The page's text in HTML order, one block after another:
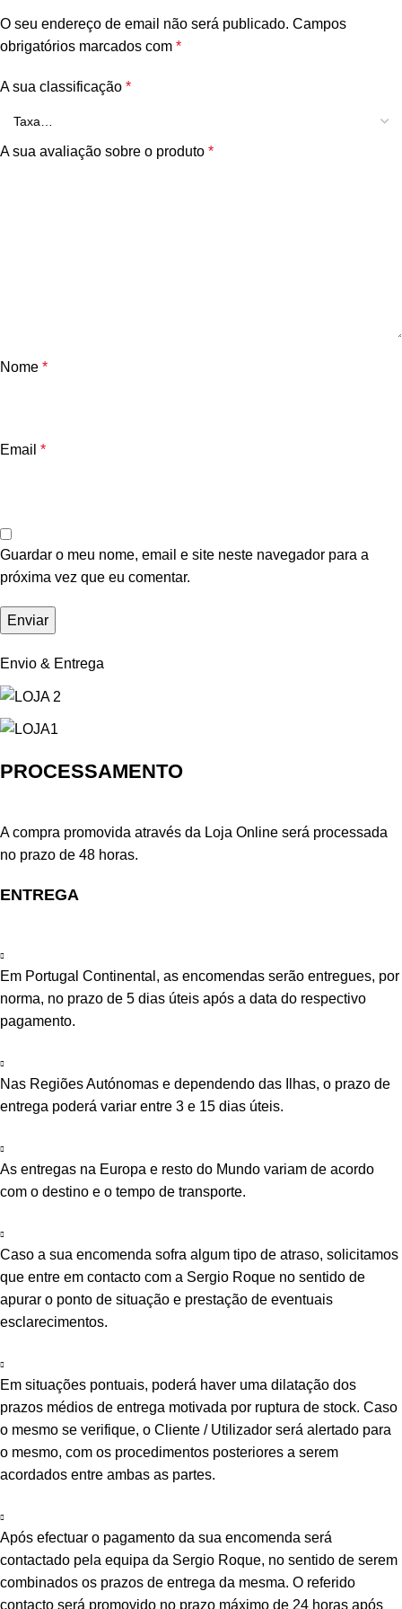
O seu endereço de email não será publicado. Campos
obrigatórios marcados com *
A sua classificação *
A sua avaliação sobre o produto *
Nome *
Email *
Guardar o meu nome, email e site neste navegador para a
próxima vez que eu comentar.
Envio & Entrega
PROCESSAMENTO
A compra promovida através da Loja Online será processada
no prazo de 48 horas.
ENTREGA
Em Portugal Continental, as encomendas serão entregues, por
norma, no prazo de 5 dias úteis após a data do respectivo
pagamento.
Nas Regiões Autónomas e dependendo das Ilhas, o prazo de
entrega poderá variar entre 3 e 15 dias úteis.
As entregas na Europa e resto do Mundo variam de acordo
com o destino e o tempo de transporte.
Caso a sua encomenda sofra algum tipo de atraso, solicitamos
que entre em contacto com a Sergio Roque no sentido de
apurar o ponto de situação e prestação de eventuais
esclarecimentos.
Em situações pontuais, poderá haver uma dilatação dos
prazos médios de entrega motivada por ruptura de stock. Caso
o mesmo se verifique, o Cliente / Utilizador será alertado para
o mesmo, com os procedimentos posteriores a serem
acordados entre ambas as partes.
Após efectuar o pagamento da sua encomenda será
contactado pela equipa da Sergio Roque, no sentido de serem
combinados os prazos de entrega da mesma. O referido
contacto será promovido no prazo máximo de 24 horas após